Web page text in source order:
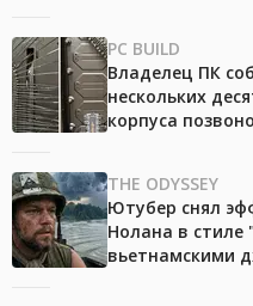
PC BUILD
Владелец ПК
нескольких
корпуса
THE ODYSSEY
Ютубер снял
Нолана в стиле
вьетнамскими